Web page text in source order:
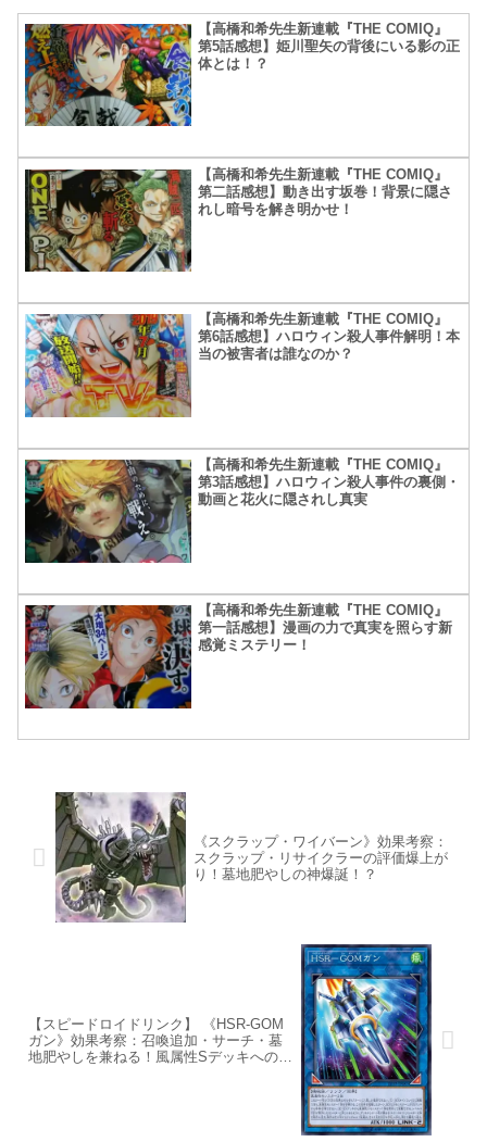
【高橋和希先生新連載『THE COMIQ』
第5話感想】姫川聖矢の背後にいる影の正
体とは！？
【高橋和希先生新連載『THE COMIQ』
第二話感想】動き出す坂巻！背景に隠さ
れし暗号を解き明かせ！
【高橋和希先生新連載『THE COMIQ』
第6話感想】ハロウィン殺人事件解明！本
当の被害者は誰なのか？
【高橋和希先生新連載『THE COMIQ』
第3話感想】ハロウィン殺人事件の裏側・
動画と花火に隠されし真実
【高橋和希先生新連載『THE COMIQ』
第一話感想】漫画の力で真実を照らす新
感覚ミステリー！
《スクラップ・ワイバーン》効果考察：
スクラップ・リサイクラーの評価爆上が
り！墓地肥やしの神爆誕！？
【スピードロイドリンク】 《HSR-GOM
ガン》効果考察：召喚追加・サーチ・墓
地肥やしを兼ねる！風属性Sデッキへの出